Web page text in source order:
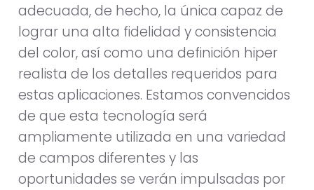
adecuada, de hecho, la única capaz de
lograr una alta fidelidad y consistencia
del color, así como una definición hiper
realista de los detalles requeridos para
estas aplicaciones. Estamos convencidos
de que esta tecnología será
ampliamente utilizada en una variedad
de campos diferentes y las
oportunidades se verán impulsadas por